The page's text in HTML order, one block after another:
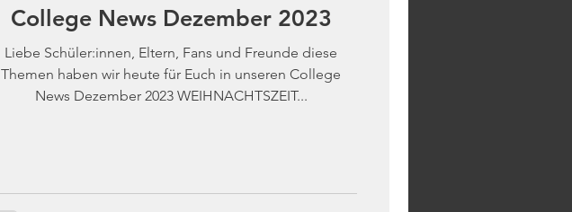
College News Dezember 2023
Liebe Schüler:innen, Eltern, Fans und Freunde diese
Themen haben wir heute für Euch in unseren College
News Dezember 2023 WEIHNACHTSZEIT...